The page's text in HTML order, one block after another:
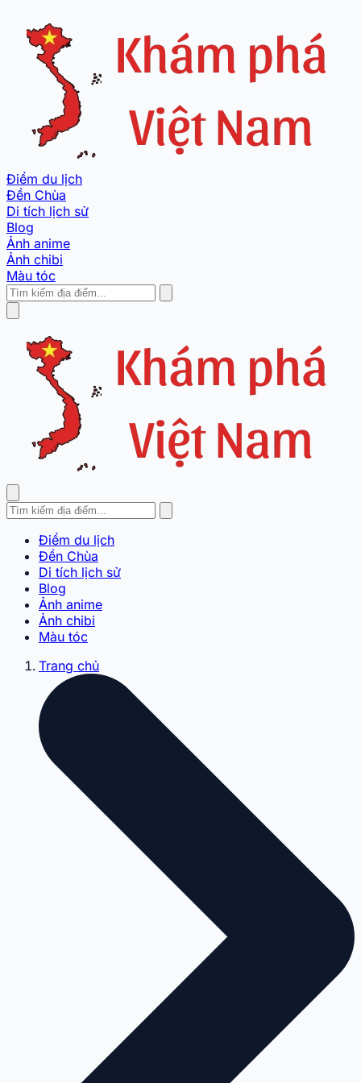
Điểm du lịch
Đền Chùa
Di tích lịch sử
Blog
Ảnh anime
Ảnh chibi
Màu tóc
Điểm du lịch
Đền Chùa
Di tích lịch sử
Blog
Ảnh anime
Ảnh chibi
Màu tóc
Trang chủ